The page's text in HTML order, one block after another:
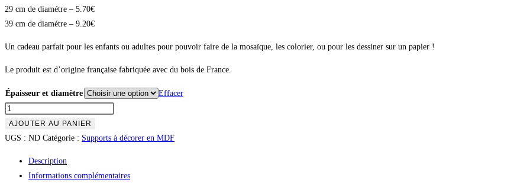
29 cm de diamétre – 5.70€
39 cm de diamétre – 9.20€
Un cadeau parfait pour les enfants ou adultes pour pouvoir faire de la mosaïque, les colorier, ou pour les dessiner sur un papier !
Le produit est d’origine française fabriquée avec du bois de France.
Épaisseur et diamètre Effacer
AJOUTER AU PANIER
UGS : ND Catégorie : Supports à décorer en MDF
Description
Informations complémentaires